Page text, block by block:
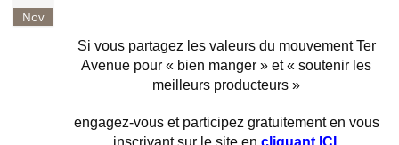
Nov
Si vous partagez les valeurs du mouvement Ter
Avenue pour « bien manger » et « soutenir les
meilleurs producteurs »
engagez-vous et participez gratuitement en vous
inscrivant sur le site en cliquant ICI.